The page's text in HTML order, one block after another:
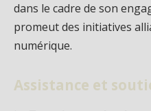
dans le cadre de son
promeut des initiatives
numérique.
Assistance et